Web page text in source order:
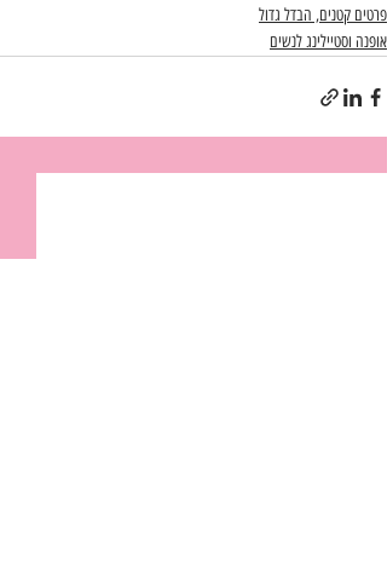
פרטים קטנים, הבדל גדול
אופנה וסטיילינג לנשים